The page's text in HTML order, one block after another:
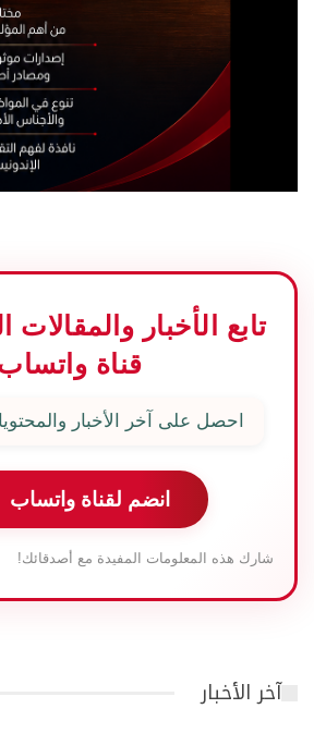
تابع الأخبار
قناة
احصل على آخر الأخبار
انضم لقناة واتساب
شارك هذه المعلومات المفيدة مع أصدقائك!
آخر الأخبار